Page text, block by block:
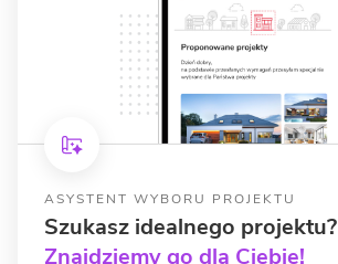
ASYSTENT WYBORU PROJEKTU
Szukasz idealnego projektu?
Znajdziemy go dla Ciebie!